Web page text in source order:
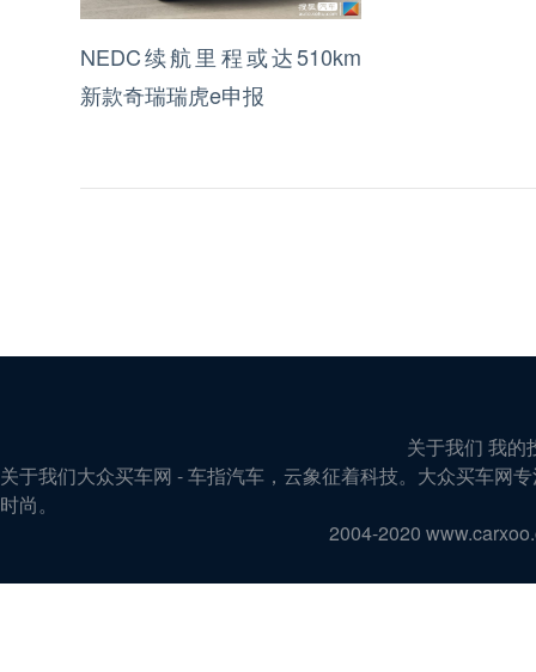
NEDC续航里程或达510km
新款奇瑞瑞虎e申报
关于我们 我的
关于我们大众买车网 - 车指汽车，云象征着科技。大众买车网
时尚。
2004-2020